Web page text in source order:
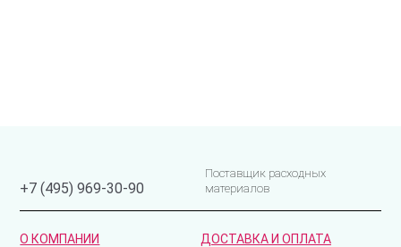
+7 (495) 969-30-90
Поставщик расходных
материалов
О КОМПАНИИ
ДОСТАВКА И ОПЛАТА